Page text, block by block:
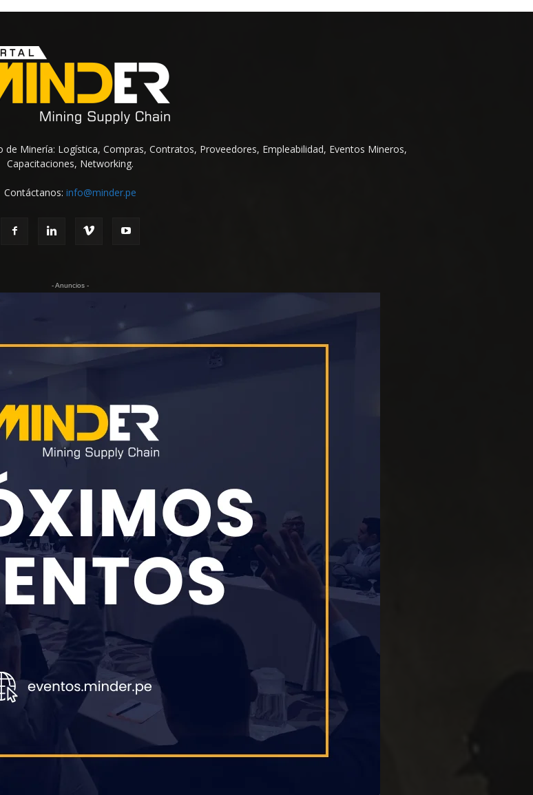
Minería: Logística, Compras, Contratos, Proveedores, Empleabilidad, Eventos Mineros,
Capacitaciones, Networking.
Contáctanos: info@minder.pe
- Anuncios -